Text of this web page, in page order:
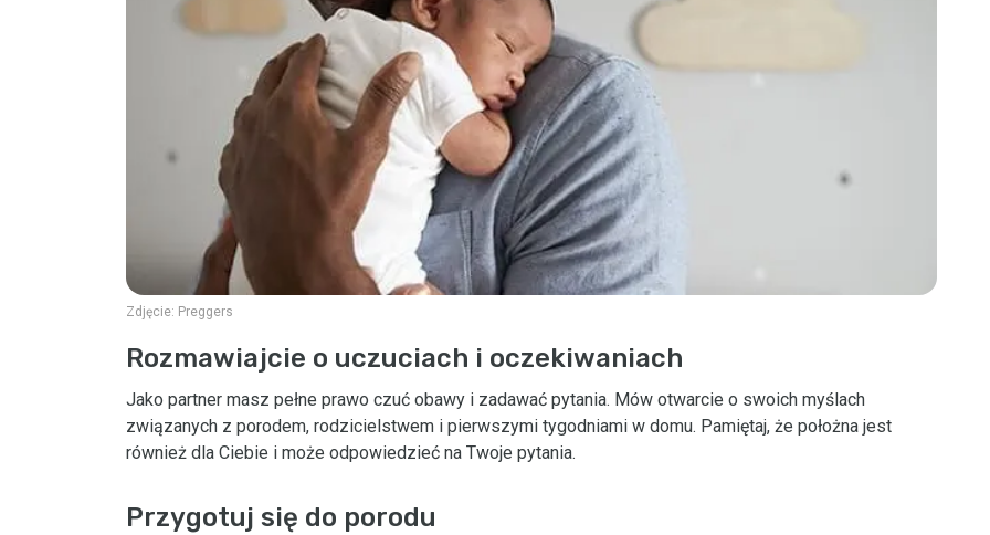
Zdjęcie: Preggers
Rozmawiajcie o uczuciach i oczekiwaniach
Jako partner masz pełne prawo czuć obawy i zadawać pytania. Mów otwarcie o swoich myślach
związanych z porodem, rodzicielstwem i pierwszymi tygodniami w domu. Pamiętaj, że położna jest
również dla Ciebie i może odpowiedzieć na Twoje pytania.
Przygotuj się do porodu